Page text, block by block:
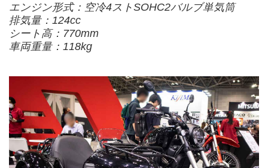
エンジン形式：空冷4ストSOHC2バルブ単気筒
排気量：124cc
シート高：770mm
車両重量：118kg